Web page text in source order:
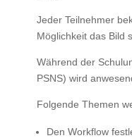
Jeder Teilnehmer
Möglichkeit das Bild
Während der
PSNS) wird
Folgende Themen
Den Workflow